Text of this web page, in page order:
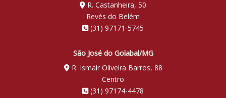
R. Castanheira, 50
Revés do Belém
(31) 97171-5745
São José do Goiabal/MG
R. Ismair Oliveira Barros, 88
Centro
(31) 97174-4478